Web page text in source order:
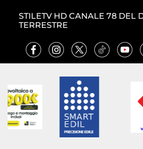
STILETV HD CANALE 78 DEL
TERRESTRE